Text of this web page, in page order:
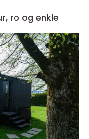
ro og enkle